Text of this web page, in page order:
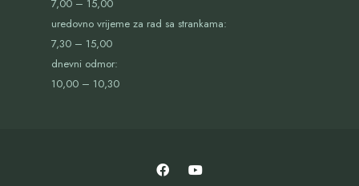
7,00 – 15,00
uredovno vrijeme za rad sa strankama:
7,30 – 15,00
dnevni odmor:
10,00 – 10,30